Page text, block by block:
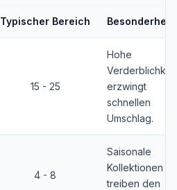
Typischer Bereich
15 - 25
Hohe
Verderblichkeit
erzwingt
schnellen
Umschlag.
4 - 8
Saisonale
Kollektionen
treiben den